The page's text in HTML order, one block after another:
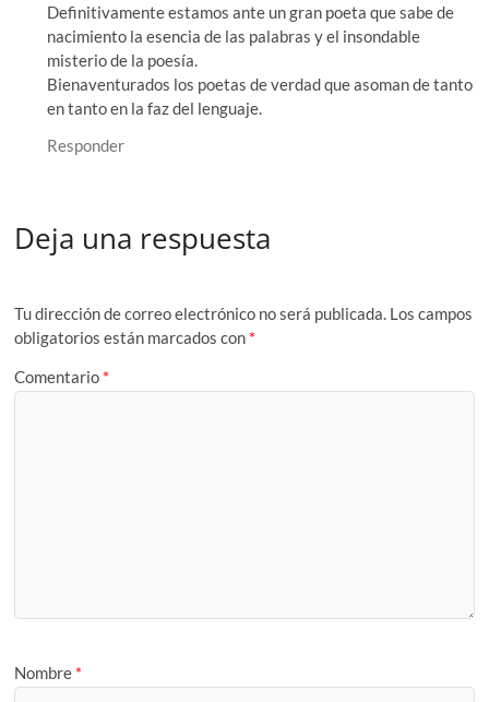
Definitivamente estamos ante un gran poeta que sabe de
nacimiento la esencia de las palabras y el insondable
misterio de la poesía.
Bienaventurados los poetas de verdad que asoman de tanto
en tanto en la faz del lenguaje.
Responder
Deja una respuesta
Tu dirección de correo electrónico no será publicada. Los campos
obligatorios están marcados con *
Comentario *
Nombre *